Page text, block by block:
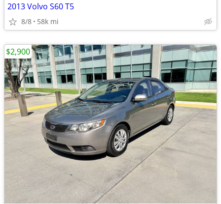
2013 Volvo S60 T5
8/8 58k mi
$2,900